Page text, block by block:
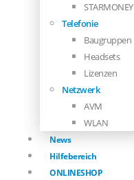
STARMONEY
Telefonie
Baugruppen
Headsets
Lizenzen
Netzwerk
AVM
WLAN
News
Hilfebereich
ONLINESHOP